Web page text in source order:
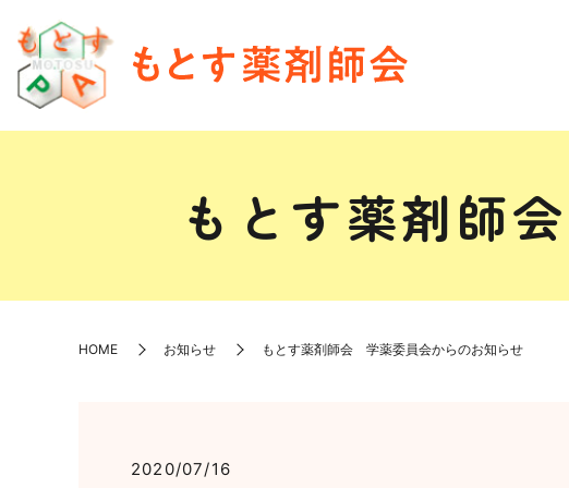
もとす薬剤師
HOME お知らせ もとす薬剤師会 学薬委員会からのお知らせ
2020/07/16